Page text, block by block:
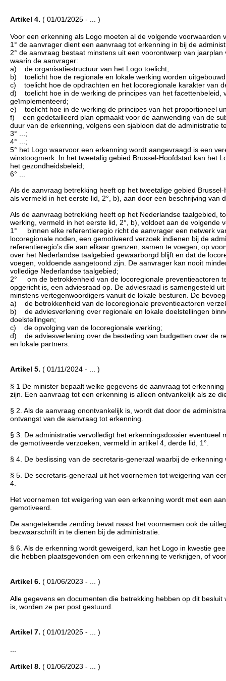
Artikel 4. ( 01/01/2025 - ... )
Voor een erkenning als Logo moeten al de volgende voorwaarden
1° de aanvrager dient een aanvraag tot erkenning in bij de
2° de aanvraag bestaat minstens uit een voorontwerp van
waarin de aanvrager:
a) de organisatiestructuur van het Logo toelicht;
b) toelicht hoe de regionale en lokale werking worden
c) toelicht hoe de opdrachten en het locoregionale karakter van
d) toelicht hoe in de werking de principes van het facettenbeleid,
geïmplementeerd;
e) toelicht hoe in de werking de principes van het proportioneel
f) een gedetailleerd plan opmaakt voor de aanwending van de
duur van de erkenning, volgens een sjabloon dat de administratie
3° ...;
4° ...;
5° het Logo waarvoor een erkenning wordt aangevraagd is een
winstoogmerk. In het tweetalig gebied Brussel-Hoofdstad kan het
het gezondheidsbeleid;
6° ...
Als de aanvraag betrekking heeft op het tweetalige gebied
als vermeld in het eerste lid, 2°, b), aan door een beschrijving
Als de aanvraag betrekking heeft op het Nederlandse taalgebied,
werking, vermeld in het eerste lid, 2°, b), voldoet aan de volgende
1° binnen elke referentieregio richt de aanvrager een netwerk
locoregionale noden, een gemotiveerd verzoek indienen bij de
referentieregio’s die aan elkaar grenzen, samen te voegen, op
over het Nederlandse taalgebied gewaarborgd blijft en dat de
voegen, voldoende aangetoond zijn. De aanvrager kan nooit
volledige Nederlandse taalgebied;
2° om de betrokkenheid van de locoregionale preventieactoren
opgericht is, een adviesraad op. De adviesraad is samengesteld
minstens vertegenwoordigers vanuit de lokale besturen. De
a) de betrokkenheid van de locoregionale preventieactoren
b) de adviesverlening over regionale en lokale doelstellingen
doelstellingen;
c) de opvolging van de locoregionale werking;
d) de adviesverlening over de besteding van budgetten over de
en lokale partners.
Artikel 5. ( 01/11/2024 - ... )
§ 1 De minister bepaalt welke gegevens de aanvraag tot
zijn. Een aanvraag tot een erkenning is alleen ontvankelijk als ze
§ 2. Als de aanvraag onontvankelijk is, wordt dat door de
ontvangst van de aanvraag tot erkenning.
§ 3. De administratie vervolledigt het erkenningsdossier
de gemotiveerde verzoeken, vermeld in artikel 4, derde lid, 1°.
§ 4. De beslissing van de secretaris-generaal waarbij de
§ 5. De secretaris-generaal uit het voornemen tot weigering van
4.
Het voornemen tot weigering van een erkenning wordt met een
gemotiveerd.
De aangetekende zending bevat naast het voornemen ook de
bezwaarschrift in te dienen bij de administratie.
§ 6. Als de erkenning wordt geweigerd, kan het Logo in kwestie
die hebben plaatsgevonden om een erkenning te verkrijgen, of
Artikel 6. ( 01/06/2023 - ... )
Alle gegevens en documenten die betrekking hebben op dit
is, worden ze per post gestuurd.
Artikel 7. ( 01/01/2025 - ... )
Artikel 8. ( 01/06/2023 - ... )